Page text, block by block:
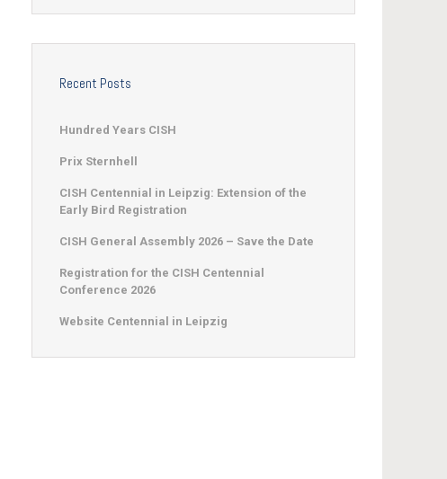
Recent Posts
Hundred Years CISH
Prix Sternhell
CISH Centennial in Leipzig: Extension of the
Early Bird Registration
CISH General Assembly 2026 – Save the Date
Registration for the CISH Centennial
Conference 2026
Website Centennial in Leipzig